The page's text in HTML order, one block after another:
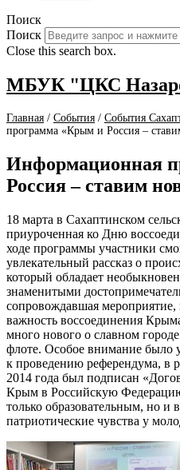
Поиск
Поиск
Close this search box.
МБУК "ЦКС
Главная / События / События
программа «Крым и Россия –
Информационная
Россия – ставим
18 марта в Сахаптинском
приуроченная ко Дню
ходе программы участники
увлекательный рассказ о
который обладает
знаменитыми
сопровождавшая мероприятие,
важность воссоединения
много нового о славном
флоте. Особое внимание было
к проведению референдума, в
2014 года был подписан
Крым в Российскую
только образовательным, но и
патриотические чувства у